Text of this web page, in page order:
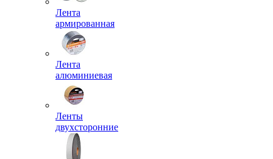
Лента
армированная
Лента
алюминиевая
Ленты
двухсторонние